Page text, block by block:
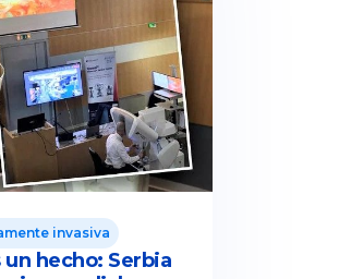
invasiva
hecho: Serbia